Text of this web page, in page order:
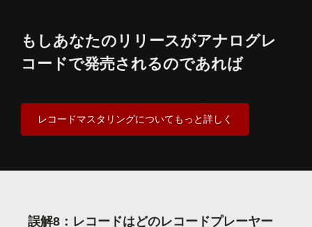
もしあなたのリリースがアナログレ
コードで発売されるのであれば
レコードマスタリングについてもっと詳しく
誤解8：レコードはどのレコードプレーヤー